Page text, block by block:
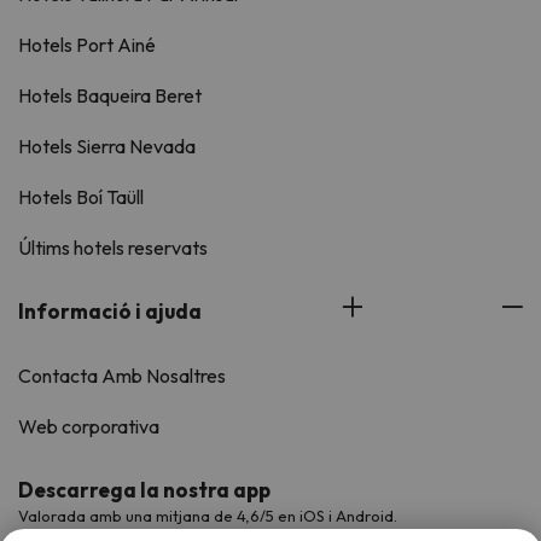
Hotels Port Ainé
Hotels Baqueira Beret
Hotels Sierra Nevada
Hotels Boí Taüll
Últims hotels reservats
Informació i ajuda
Contacta Amb Nosaltres
Web corporativa
Descarrega la nostra app
Valorada amb una mitjana de 4,6/5 en iOS i Android.